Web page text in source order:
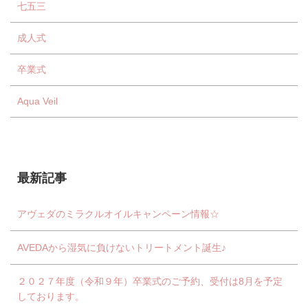
七五三
成人式
卒業式
Aqua Veil
最新記事
アヴェダのミラクルオイルキャンペーン情報☆
AVEDAから湿気に負けないトリートメント誕生♪
２０２７年度（令和９年）卒業式のご予約、受付は8月を予定
しております。